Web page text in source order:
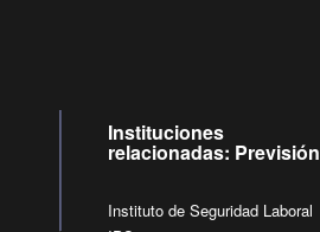
Instituciones
relacionadas: Previsión
Instituto de Seguridad Laboral